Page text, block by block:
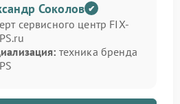
инженеры проведут точную
проблему с гарантией
так и
обеспечивая полное
и доступу к оригинальным
Соколов
сервисного центр FIX-
техника бренда